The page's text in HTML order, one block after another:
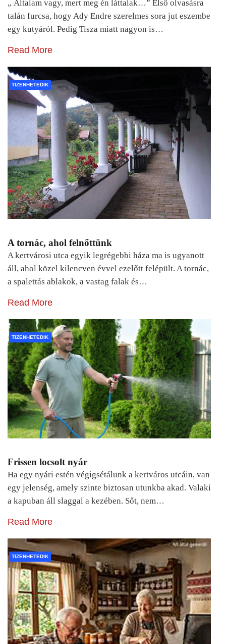
„ Általam vagy, mert meg én láttalak…” Első olvasásra
talán furcsa, hogy Ady Endre szerelmes sora jut eszembe
egy kutyáról. Pedig Tisza miatt nagyon is…
Read More
TIZENHETEDIK
A tornác, ahol felnőttünk
A kertvárosi utca egyik legrégebbi háza ma is ugyanott
áll, ahol közel kilencven évvel ezelőtt felépült. A tornác,
a spalettás ablakok, a vastag falak és…
Read More
TIZENHETEDIK
Frissen locsolt nyár
Ha egy nyári estén végigsétálunk a kertváros utcáin, van
egy jelenség, amely szinte biztosan utunkba akad. Valaki
a kapuban áll slaggal a kezében. Sőt, nem…
Read More
TIZENHETEDIK